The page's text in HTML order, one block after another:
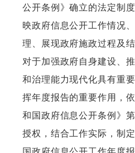
公开条例》确立的法定制
映政府信息公开工作情况
理、展现政府施政过程及
对于加强政府自身建设、
和治理能力现代化具有重
挥年度报告的重要作用，
和国政府信息公开条例》
授权，结合工作实际，制